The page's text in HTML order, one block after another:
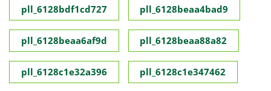
pll_6128bdf1cd727 pll_6128beaa4bad9
pll_6128beaa6af9d pll_6128beaa88a82
pll_6128c1e32a396 pll_6128c1e347462